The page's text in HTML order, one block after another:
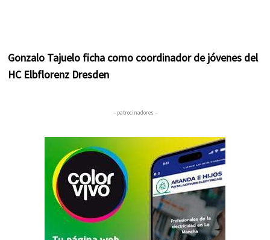
Gonzalo Tajuelo ficha como coordinador de jóvenes del
HC Elbflorenz Dresden
– patrocinadores –